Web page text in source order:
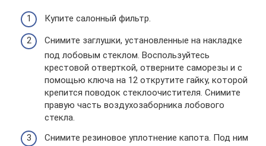
Купите салонный фильтр.
Снимите заглушки, установленные на накладке
под лобовым стеклом. Воспользуйтесь
крестовой отверткой, отверните саморезы и с
помощью ключа на 12 открутите гайку, которой
крепится поводок стеклоочистителя. Снимите
правую часть воздухозаборника лобового
стекла.
Снимите резиновое уплотнение капота. Под ним